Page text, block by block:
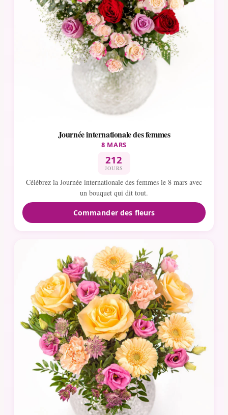
Journée internationale des femmes
8 MARS
212
JOURS
Célébrez la Journée internationale des femmes le 8 mars avec
un bouquet qui dit tout.
Commander des fleurs